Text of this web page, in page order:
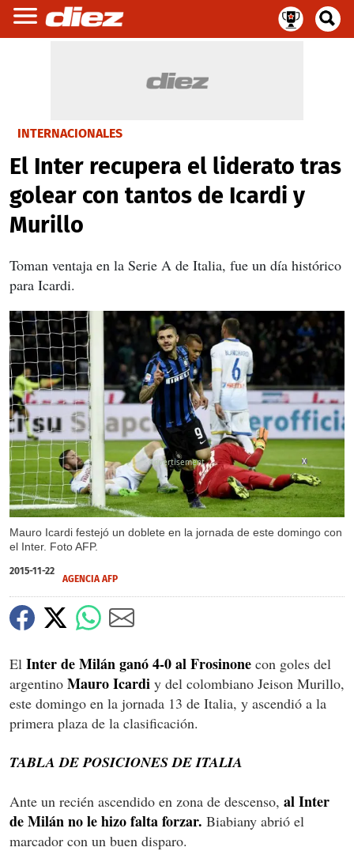
INTERNACIONALES
El Inter recupera el liderato tras
golear con tantos de Icardi y
Murillo
Toman ventaja en la Serie A de Italia, fue un día histórico
para Icardi.
Mauro Icardi festejó un doblete en la jornada de este domingo con
el Inter. Foto AFP.
X
2015-11-22
AGENCIA AFP
El Inter de Milán ganó 4-0 al Frosinone con goles del
argentino Mauro Icardi y del colombiano Jeison Murillo,
este domingo en la jornada 13 de Italia, y ascendió a la
primera plaza de la clasificación.
TABLA DE POSICIONES DE ITALIA
Ante un recién ascendido en zona de descenso, al Inter
de Milán no le hizo falta forzar. Biabiany abrió el
marcador con un buen disparo.